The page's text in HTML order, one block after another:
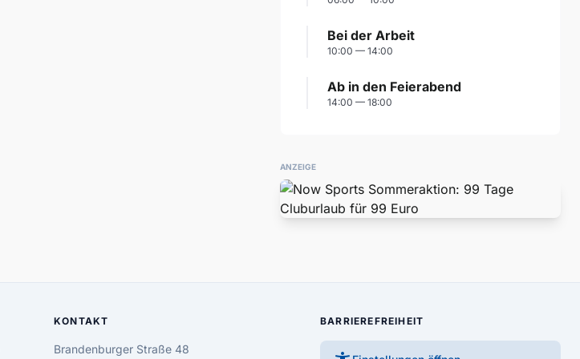
Bei der Arbeit
10:00 — 14:00
Ab in den Feierabend
14:00 — 18:00
ANZEIGE
KONTAKT
Brandenburger Straße 48
BARRIEREFREIHEIT